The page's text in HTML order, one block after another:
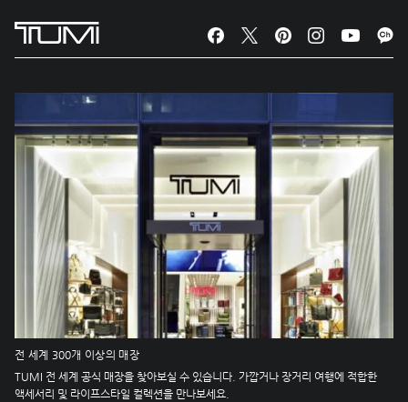
전 세계 300개 이상의 매장
TUMI 전 세계 공식 매장을 찾아보실 수 있습니다. 가깝거나 장거리 여행에 적합한
액세서리 및 라이프스타일 컬렉션을 만나보세요.